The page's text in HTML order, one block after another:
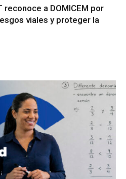
reconoce a DOMICEM por
viales y proteger la